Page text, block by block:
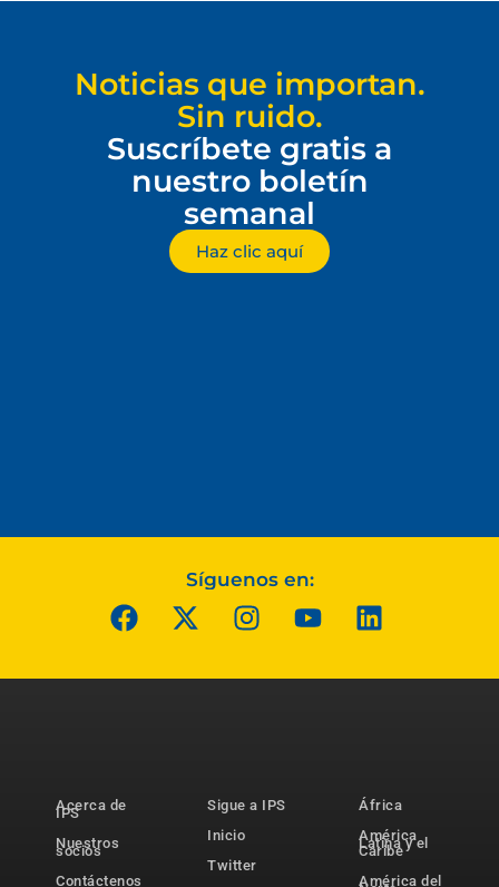
Noticias que importan.
Sin ruido.
Suscríbete gratis a
nuestro boletín
semanal
Haz clic aquí
Síguenos en:
Acerca de
IPS
Nuestros
socios
Contáctenos
Sigue a IPS
Inicio
Twitter
África
América
Latina y el
Caribe
América del